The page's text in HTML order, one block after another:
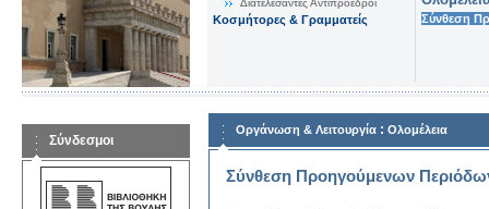
Διατελέσαντες Αντιπρόεδροι
Κοσμήτορες & Γραμματείς Σύνθεση
Σύνδεσμοι
Οργάνωση & Λειτουργία : Ολομέλεια
Σύνθεση Προηγούμενων